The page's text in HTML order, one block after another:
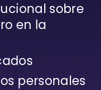
sobre
en la
personales